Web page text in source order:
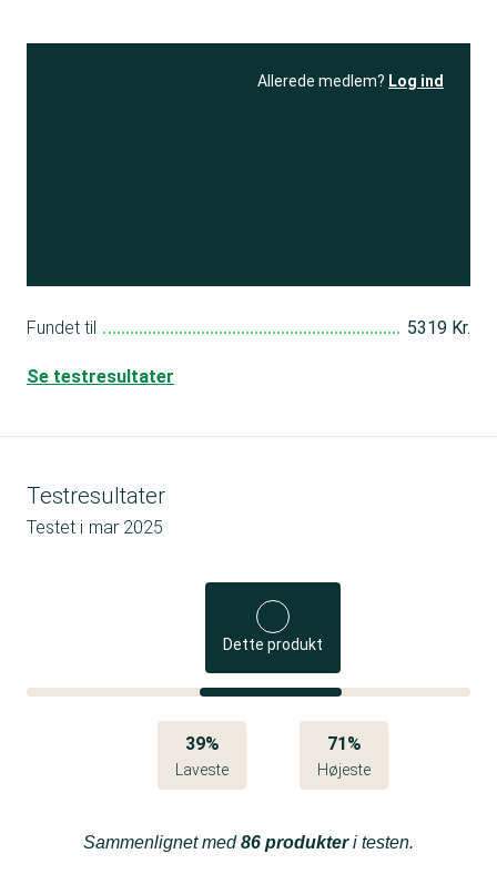
Allerede medlem? Log ind
Fundet til 5319 Kr.
Se testresultater
Testresultater
Testet i mar 2025
Dette produkt
39%
Laveste
71%
Højeste
Sammenlignet med86 produkteri testen.